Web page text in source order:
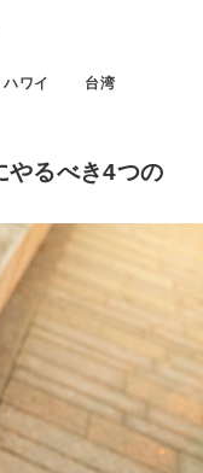
ハワイ 台湾
やるべき4つの